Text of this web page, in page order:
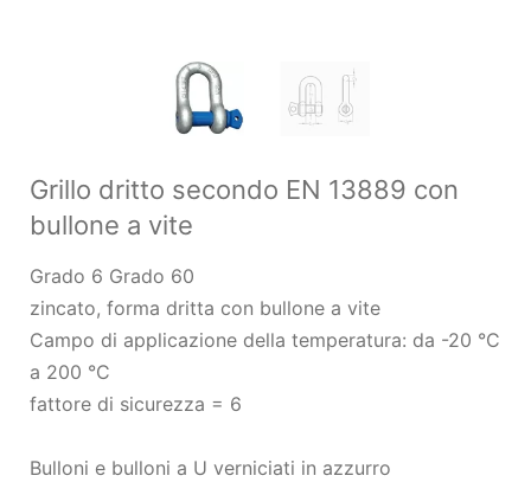
Grillo dritto secondo EN 13889 con
bullone a vite
Grado 6 Grado 60
zincato, forma dritta con bullone a vite
Campo di applicazione della temperatura: da -20 °C
a 200 °C
fattore di sicurezza = 6
Bulloni e bulloni a U verniciati in azzurro